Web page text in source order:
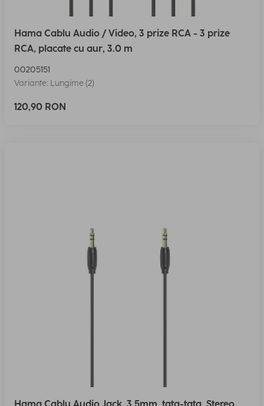
Hama Cablu Audio / Video, 3 prize RCA - 3 prize
RCA, placate cu aur, 3.0 m
00205151
Variante: Lungime (2)
120,90 RON
Hama Cablu Audio Jack, 3.5mm, tata-tata, Stereo,